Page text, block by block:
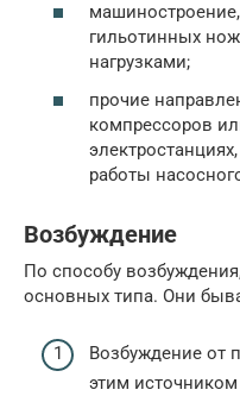
гильотинных
нагрузками;
прочие
компрессоров
работы
Возбуждение
По способу
основных типа. Они
Возбуждение от
этим источником